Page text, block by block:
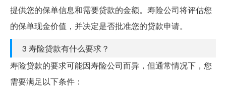
提供您的保单信息和需要贷款的金额。寿险公司将评估您
的保单现金价值，并决定是否批准您的贷款申请。
3 寿险贷款有什么要求？
寿险贷款的要求可能因寿险公司而异，但通常情况下，您
需要满足以下条件：